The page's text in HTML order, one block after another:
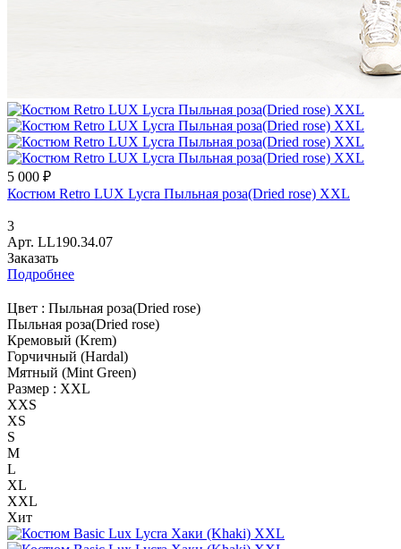
5 000 ₽
Костюм Retro LUX Lycra Пыльная роза(Dried rose) XXL
3
Арт. LL190.34.07
Заказать
Подробнее
Цвет : Пыльная роза(Dried rose)
Пыльная роза(Dried rose)
Кремовый (Krem)
Горчичный (Hardal)
Мятный (Mint Green)
Размер : XXL
XXS
XS
S
M
L
XL
XXL
Хит